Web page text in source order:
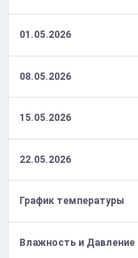
01.05.2026
08.05.2026
15.05.2026
22.05.2026
График температуры
Влажность и Давление